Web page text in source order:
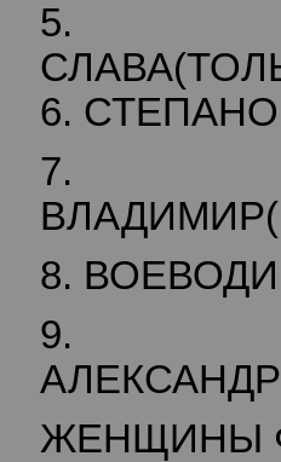
5.
6.
7.
8.
9.
ЖЕНЩИНЫ